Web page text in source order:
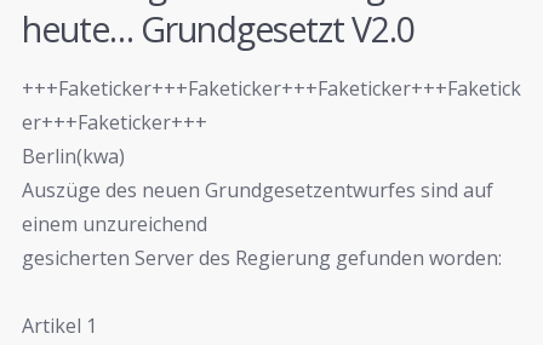
heute… Grundgesetzt V2.0
+++Faketicker+++Faketicker+++Faketicker+++Faketick
er+++Faketicker+++
Berlin(kwa)
Auszüge des neuen Grundgesetzentwurfes sind auf
einem unzureichend
gesicherten Server des Regierung gefunden worden:
Artikel 1